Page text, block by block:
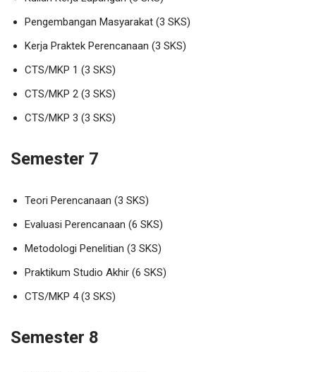
Pengembangan Masyarakat (3 SKS)
Kerja Praktek Perencanaan (3 SKS)
CTS/MKP 1 (3 SKS)
CTS/MKP 2 (3 SKS)
CTS/MKP 3 (3 SKS)
Semester 7
Teori Perencanaan (3 SKS)
Evaluasi Perencanaan (6 SKS)
Metodologi Penelitian (3 SKS)
Praktikum Studio Akhir (6 SKS)
CTS/MKP 4 (3 SKS)
Semester 8